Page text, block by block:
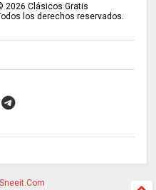
2026 Clásicos Gratis
los derechos reservados.
Sneeit.Com